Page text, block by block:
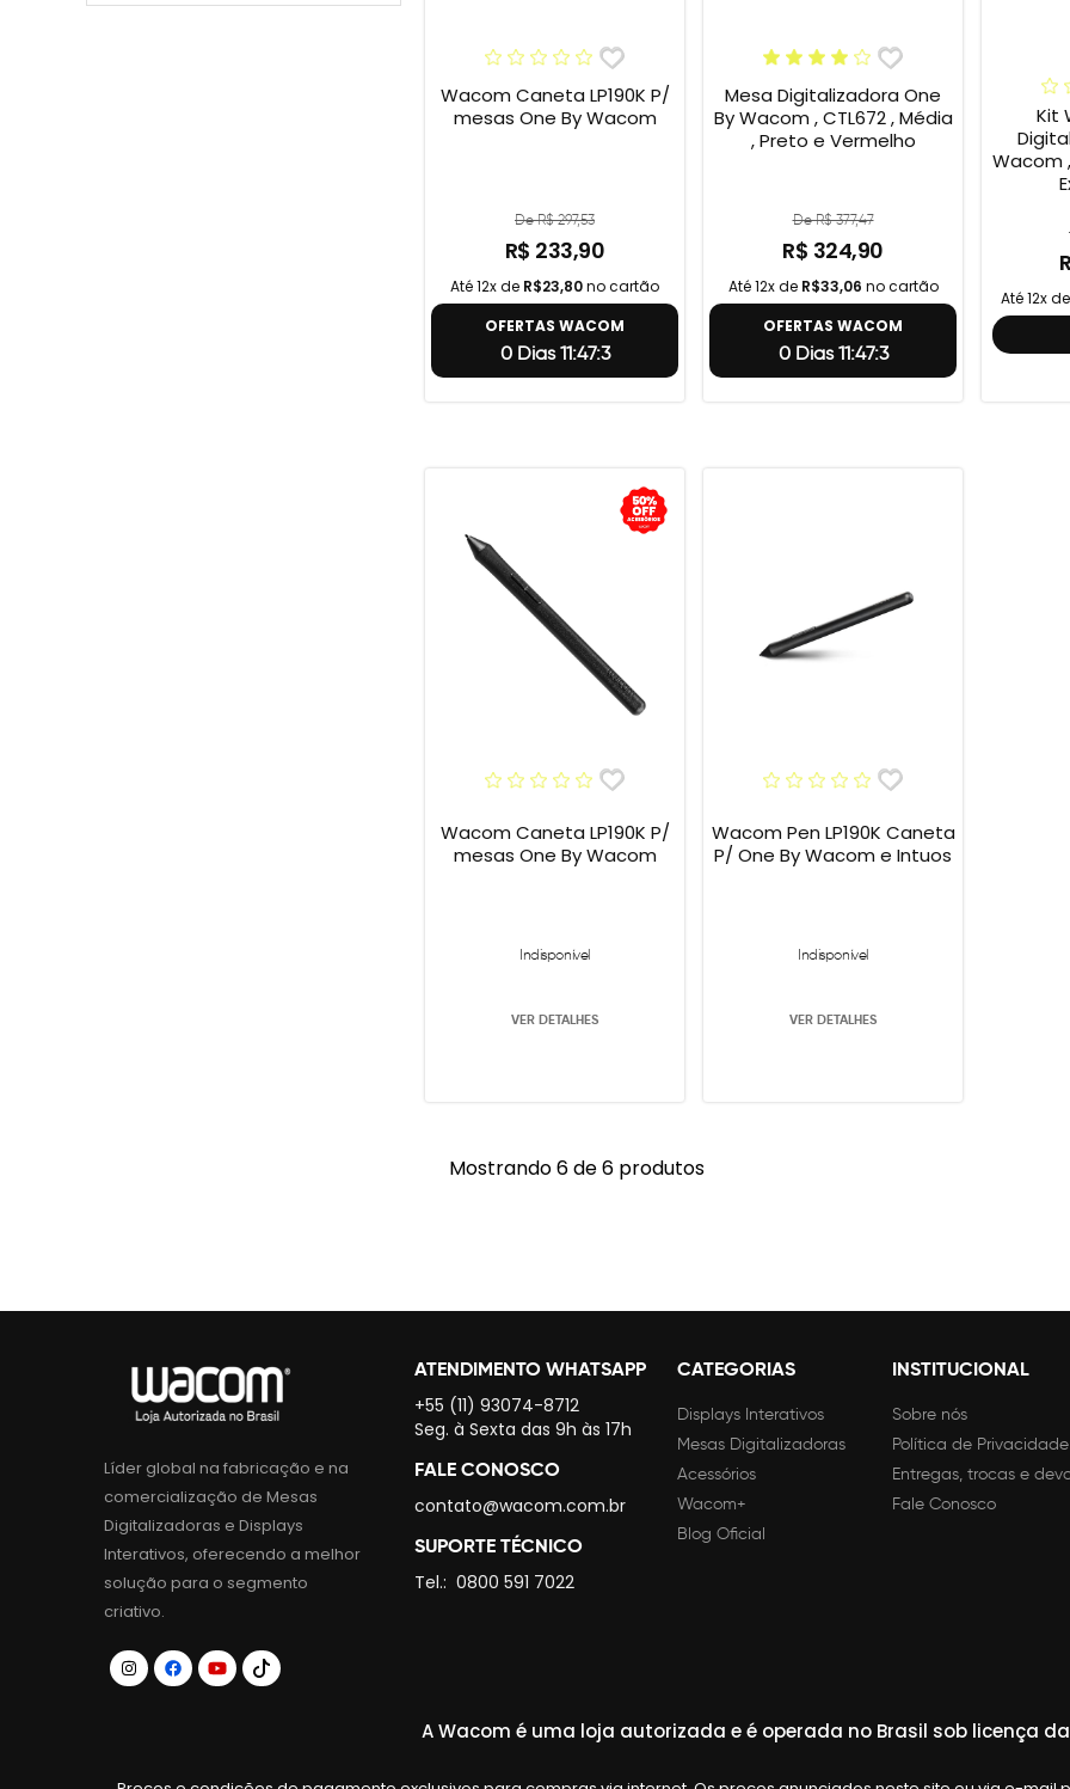
Wacom Caneta LP190K P/
mesas One By Wacom
De R$ 297,53
R$ 233,90
Até 12x de R$23,80no cartão
OFERTAS WACOM
0 Dias 11:47:2
Mesa Digitalizadora One
By Wacom , CTL672 , Média
, Preto e Vermelho
De R$ 377,47
R$ 324,90
Até 12x de R$33,06 no cartão
OFERTAS WACOM
0 Dias 11:47:2
Kit
Wacom
Até 12x
Wacom Caneta LP190K P/
mesas One By Wacom
Indisponível
VER DETALHES
Wacom Pen LP190K Caneta
P/ One By Wacom e Intuos
Indisponível
VER DETALHES
Mostrando 6 de 6 produtos
Líder global na fabricação e na
comercialização de Mesas
Digitalizadoras e Displays
Interativos, oferecendo a melhor
solução para o segmento
criativo.
ATENDIMENTO WHATSAPP
+55 (11) 93074-8712
Seg. à Sexta das 9h às 17h
FALE CONOSCO
contato@wacom.com.br
SUPORTE TÉCNICO
Tel.: 0800 591 7022
CATEGORIAS
Displays Interativos
Mesas Digitalizadoras
Acessórios
Wacom+
Blog Oficial
INSTITUCIONAL
Sobre nós
Política de Privacidade
Entregas, trocas e
Fale Conosco
A Wacom é uma loja autorizada e é operada no Brasil sob licença